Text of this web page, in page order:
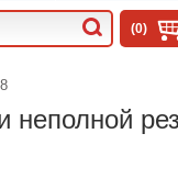
(0)
неполной